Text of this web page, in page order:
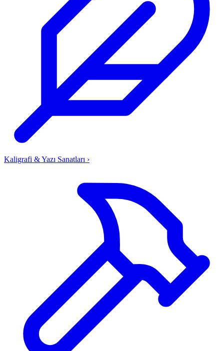
Kaligrafi & Yazı Sanatları ›